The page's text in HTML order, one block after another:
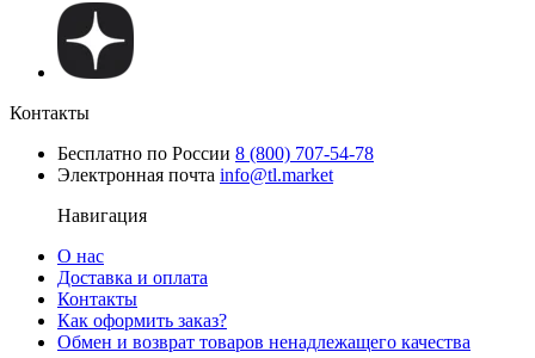
Контакты
Бесплатно по России 8 (800) 707-54-78
Электронная почта info@tl.market
Навигация
О нас
Доставка и оплата
Контакты
Как оформить заказ?
Обмен и возврат товаров ненадлежащего качества